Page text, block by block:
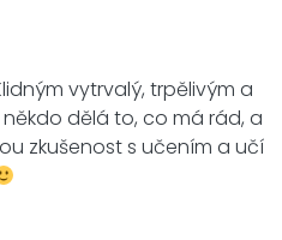
vytrvalý, trpělivým a
dělá to, co má rád, a
zkušenost s učením a učí